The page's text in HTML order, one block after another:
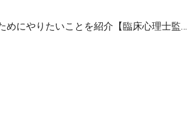
めにやりたいことを紹介【臨床心理士監…